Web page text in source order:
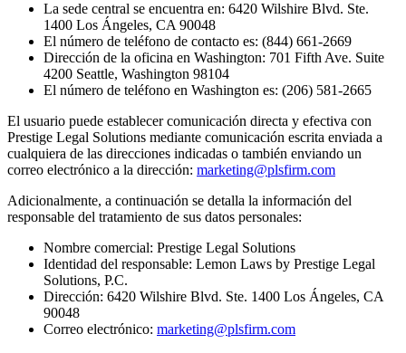
La sede central se encuentra en: 6420 Wilshire Blvd. Ste.
1400 Los Ángeles, CA 90048
El número de teléfono de contacto es: (844) 661-2669
Dirección de la oficina en Washington: 701 Fifth Ave. Suite
4200 Seattle, Washington 98104
El número de teléfono en Washington es: (206) 581-2665
El usuario puede establecer comunicación directa y efectiva con
Prestige Legal Solutions mediante comunicación escrita enviada a
cualquiera de las direcciones indicadas o también enviando un
correo electrónico a la dirección: marketing@plsfirm.com
Adicionalmente, a continuación se detalla la información del
responsable del tratamiento de sus datos personales:
Nombre comercial: Prestige Legal Solutions
Identidad del responsable: Lemon Laws by Prestige Legal
Solutions, P.C.
Dirección: 6420 Wilshire Blvd. Ste. 1400 Los Ángeles, CA
90048
Correo electrónico: marketing@plsfirm.com